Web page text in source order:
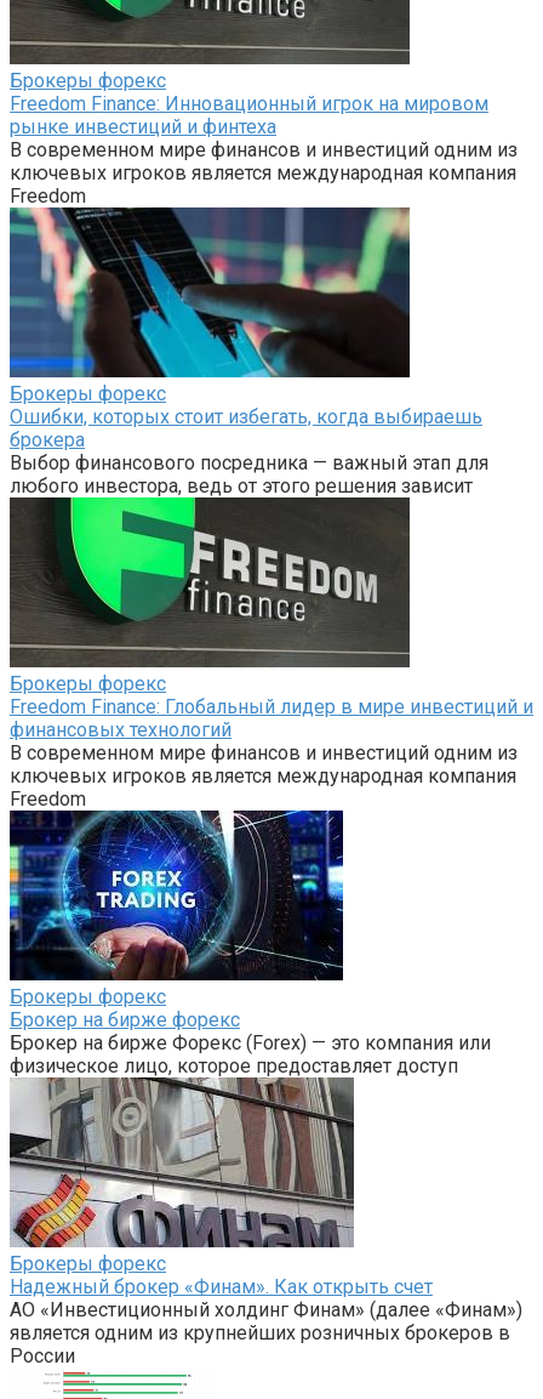
Брокеры форекс
Freedom Finance: Инновационный игрок на мировом
рынке инвестиций и финтеха
В современном мире финансов и инвестиций одним из
ключевых игроков является международная компания
Freedom
Брокеры форекс
Ошибки, которых стоит избегать, когда выбираешь
брокера
Выбор финансового посредника — важный этап для
любого инвестора, ведь от этого решения зависит
Брокеры форекс
Freedom Finance: Глобальный лидер в мире инвестиций и
финансовых технологий
В современном мире финансов и инвестиций одним из
ключевых игроков является международная компания
Freedom
Брокеры форекс
Брокер на бирже форекс
Брокер на бирже Форекс (Forex) — это компания или
физическое лицо, которое предоставляет доступ
Брокеры форекс
Надежный брокер «Финам». Как открыть счет
АО «Инвестиционный холдинг Финам» (далее «Финам»)
является одним из крупнейших розничных брокеров в
России